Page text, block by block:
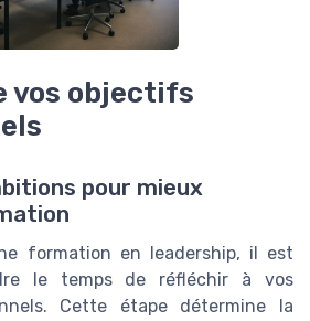
vos objectifs
pour mieux
formation en leadership, il est
le temps de réfléchir à vos
Cette étape détermine la